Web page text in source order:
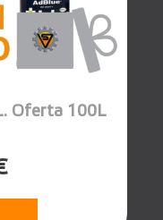
Oferta 100L